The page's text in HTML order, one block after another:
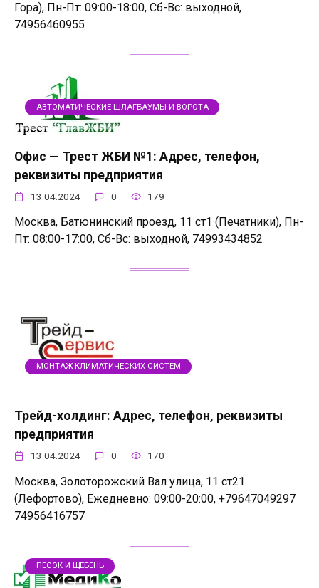
Гора), Пн-Пт: 09:00-18:00, Сб-Вс: выходной,
74956460955
АВТОМАТИЧЕСКИЕ ШЛАГБАУМЫ И ВОРОТА
Офис — Трест ЖБИ №1: Адрес, телефон,
реквизиты предприятия
13.04.2024 0 179
Москва, Батюнинский проезд, 11 ст1 (Печатники), Пн-
Пт: 08:00-17:00, Сб-Вс: выходной, 74993434852
МОНТАЖ КЛИМАТИЧЕСКИХ СИСТЕМ
Трейд-холдинг: Адрес, телефон, реквизиты
предприятия
13.04.2024 0 170
Москва, Золоторожский Вал улица, 11 ст21
(Лефортово), Ежедневно: 09:00-20:00, +79647049297
74956416757
ПЕСОК И ЩЕБЕНЬ